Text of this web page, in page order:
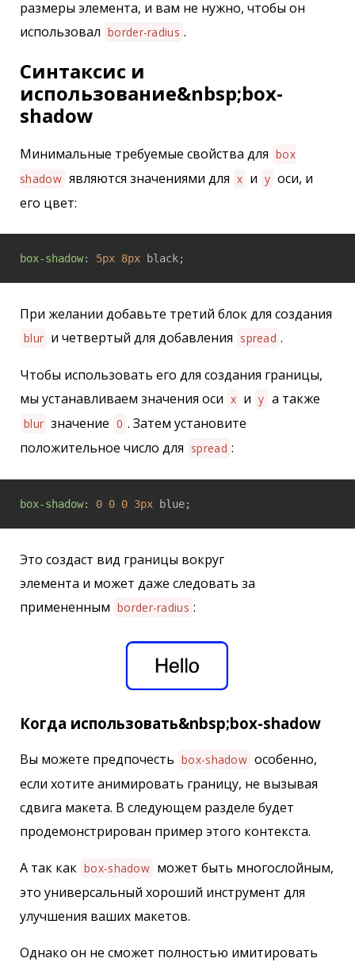
размеры элемента, и вам не нужно, чтобы он
использовал border-radius .
Синтаксис и
использование&nbsp;box-
shadow
Минимальные требуемые свойства для box
shadow являются значениями для x и y оси, и
его цвет:
box-shadow: 5px 8px
При желании добавьте третий блок для создания
blur и четвертый для добавления spread .
Чтобы использовать его для создания границы,
мы устанавливаем значения оси x и y а также
blur значение 0 . Затем установите
положительное число для spread :
box-shadow: 0 0 0 3px
Это создаст вид границы вокруг
элемента и может даже следовать за
примененным border-radius :
Когда использовать&nbsp;box-shadow
Вы можете предпочесть box-shadow особенно,
если хотите анимировать границу, не вызывая
сдвига макета. В следующем разделе будет
продемонстрирован пример этого контекста.
А так как box-shadow может быть многослойным,
это универсальный хороший инструмент для
улучшения ваших макетов.
Однако он не сможет полностью имитировать